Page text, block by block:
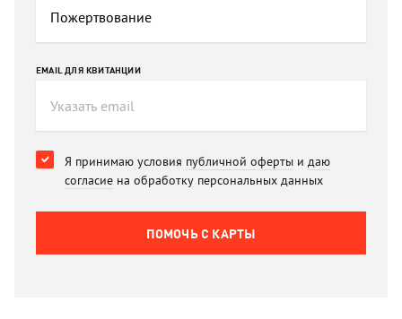
EMAIL ДЛЯ КВИТАНЦИИ
Я принимаю условия публичной оферты и даю
согласие на обработку персональных данных
ПОМОЧЬ C КАРТЫ